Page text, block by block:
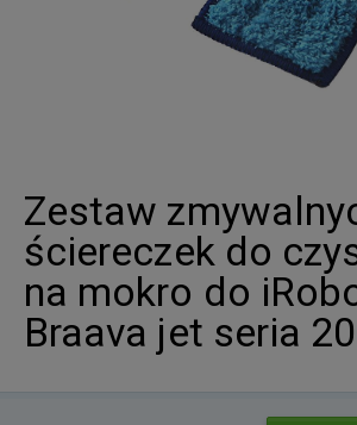
Zestaw
ściereczek do
na mokro do
Braava jet seria